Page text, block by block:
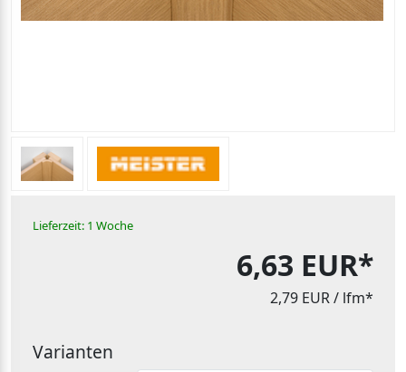
Lieferzeit: 1 Woche
6,63 EUR*
2,79 EUR/ lfm*
Varianten